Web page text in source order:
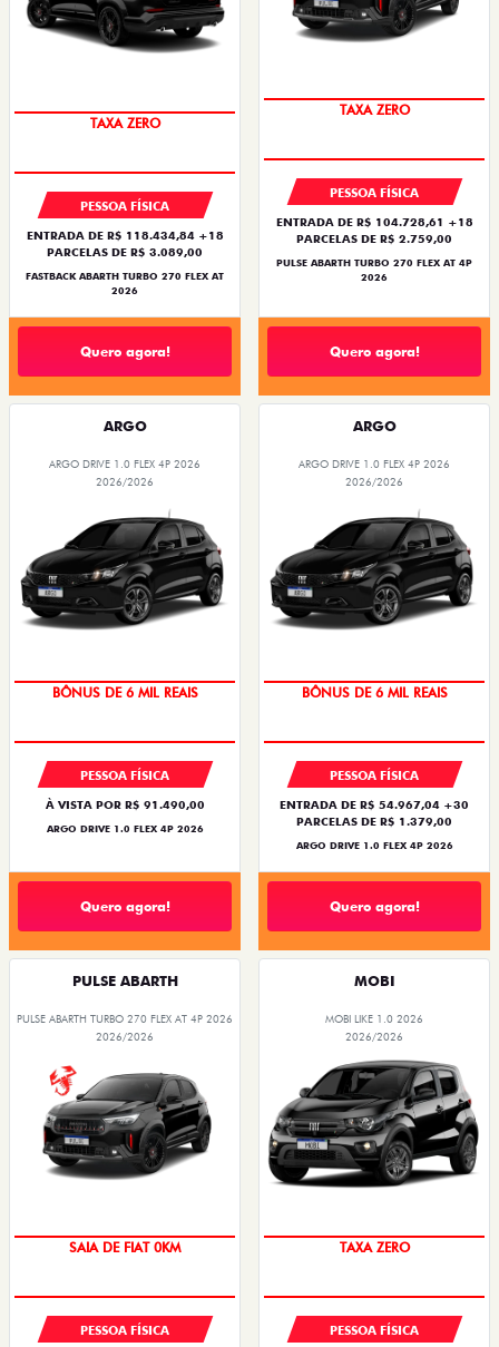
SAIA DE FIAT 0KM
PESSOA FÍSICA
ENTRADA DE R$ 118.434,84 +18
PARCELAS DE R$ 3.089,00
FASTBACK ABARTH TURBO 270 FLEX AT
2026
Quero agora!
SAIA DE FIAT 0KM
PESSOA FÍSICA
ENTRADA DE R$ 104.728,61 +18
PARCELAS DE R$ 2.759,00
PULSE ABARTH TURBO 270 FLEX AT 4P
2026
Quero agora!
ARGO
ARGO DRIVE 1.0 FLEX 4P 2026
2026/2026
TAXA ZERO
PESSOA FÍSICA
À VISTA POR R$ 91.490,00
ARGO DRIVE 1.0 FLEX 4P 2026
Quero agora!
ARGO
ARGO DRIVE 1.0 FLEX 4P 2026
2026/2026
TAXA ZERO
PESSOA FÍSICA
ENTRADA DE R$ 54.967,04 +30
PARCELAS DE R$ 1.379,00
ARGO DRIVE 1.0 FLEX 4P 2026
Quero agora!
PULSE ABARTH
PULSE ABARTH TURBO 270 FLEX AT 4P 2026
2026/2026
OPORTUNIDADE
PESSOA FÍSICA
MOBI
MOBI LIKE 1.0 2026
2026/2026
PREÇO IMPERDÍVEL
PESSOA FÍSICA